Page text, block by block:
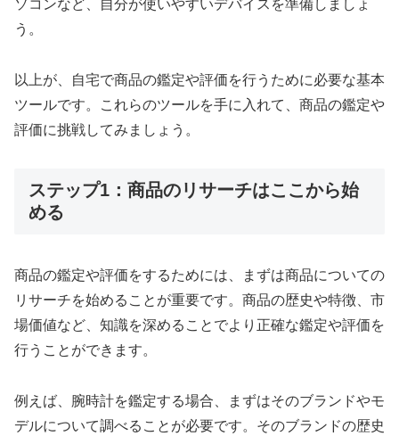
ソコンなど、自分が使いやすいデバイスを準備しましょ
う。
以上が、自宅で商品の鑑定や評価を行うために必要な基本
ツールです。これらのツールを手に入れて、商品の鑑定や
評価に挑戦してみましょう。
ステップ1：商品のリサーチはここから始
める
商品の鑑定や評価をするためには、まずは商品についての
リサーチを始めることが重要です。商品の歴史や特徴、市
場価値など、知識を深めることでより正確な鑑定や評価を
行うことができます。
例えば、腕時計を鑑定する場合、まずはそのブランドやモ
デルについて調べることが必要です。そのブランドの歴史